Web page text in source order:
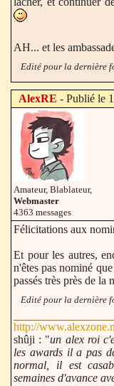
AH... et les
Edité pour la dernière
AlexRE - Publié le
Amateur, Blablateur,
Webmaster
4363 messages
Félicitations aux
Et pour les autres,
n'êtes pas nominé
passés très près de la
Edité pour la dernière
http://
shûji : "un alex roi
les awards il a pas
normal, il est
semaines d'avance